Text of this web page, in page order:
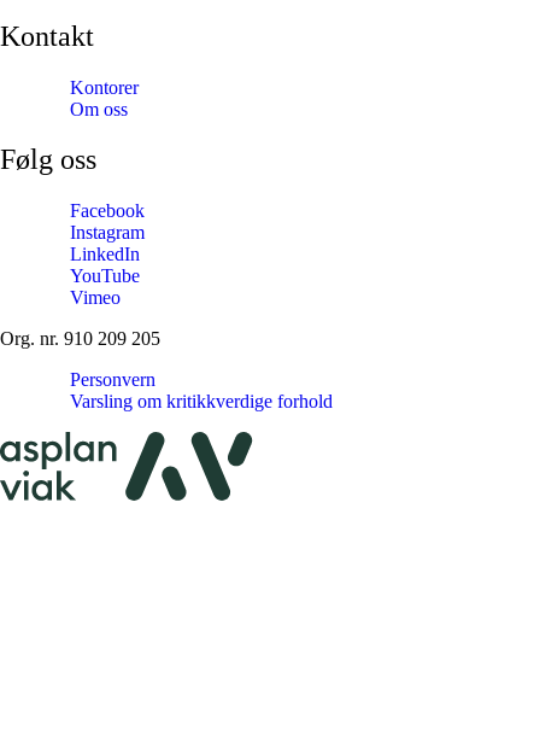
Kontakt
Kontorer
Om oss
Følg oss
Facebook
Instagram
LinkedIn
YouTube
Vimeo
Org. nr. 910 209 205
Personvern
Varsling om kritikkverdige forhold